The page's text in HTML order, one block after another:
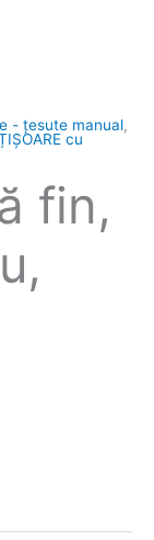
- țesute manual,
cu
fin,